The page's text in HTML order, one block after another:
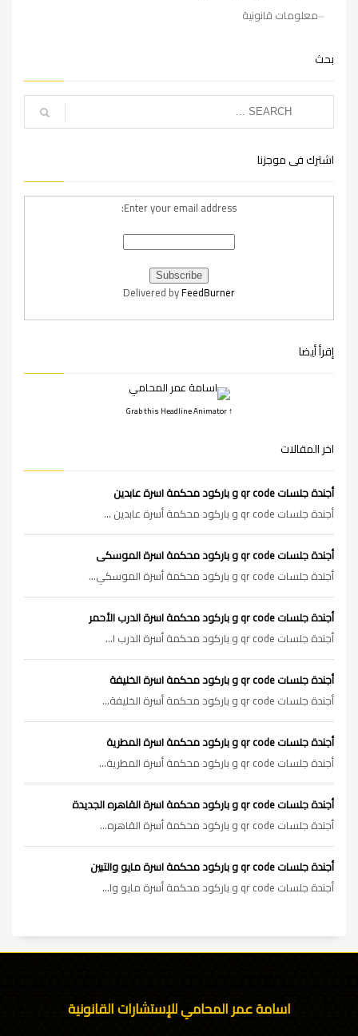
معلومات قانونية
بحث
اشترك فى موجزنا
Enter your email address:
Delivered byFeedBurner
إقرأ أيضا
↑ Grab this Headline Animator
اخر المقالات
أجندة جلسات qr code و باركود محكمة اسرة عابدين
أجندة جلسات qr code و باركود محكمة أسرة عابدين ...
أجندة جلسات qr code و باركود محكمة اسرة الموسكى
أجندة جلسات qr code و باركود محكمة أسرة الموسكي...
أجندة جلسات qr code و باركود محكمة اسرة الدرب الأحمر
أجندة جلسات qr code و باركود محكمة أسرة الدرب ا...
أجندة جلسات qr code و باركود محكمة اسرة الخليفة
أجندة جلسات qr code و باركود محكمة أسرة الخليفة...
أجندة جلسات qr code و باركود محكمة اسرة المطرية
أجندة جلسات qr code و باركود محكمة أسرة المطرية...
أجندة جلسات qr code و باركود محكمة اسرة القاهره الجديدة
أجندة جلسات qr code و باركود محكمة أسرة القاهره...
أجندة جلسات qr code و باركود محكمة اسرة مايو والتبين
أجندة جلسات qr code و باركود محكمة أسرة مايو وا...
اسامة عمر المحامي للإستشارات القانونية